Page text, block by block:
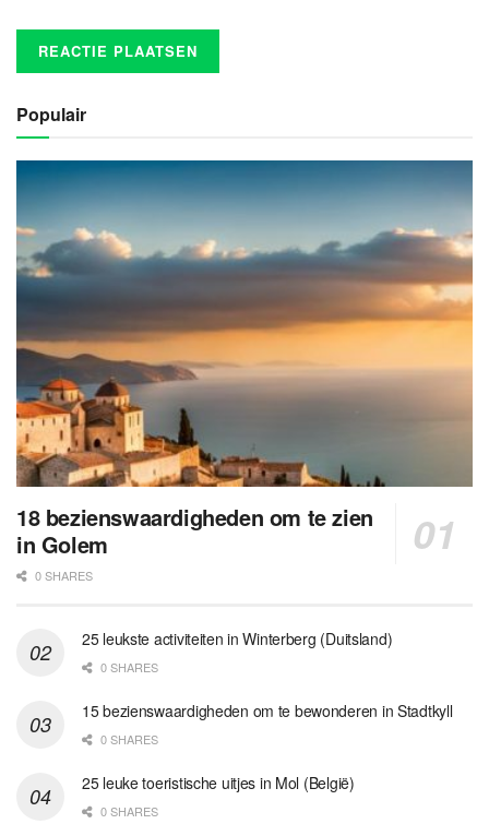
Populair
18 bezienswaardigheden om te zien
in Golem
0 SHARES
25 leukste activiteiten in Winterberg (Duitsland)
0 SHARES
15 bezienswaardigheden om te bewonderen in Stadtkyll
0 SHARES
25 leuke toeristische uitjes in Mol (België)
0 SHARES